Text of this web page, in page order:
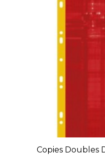
Copies Doubles